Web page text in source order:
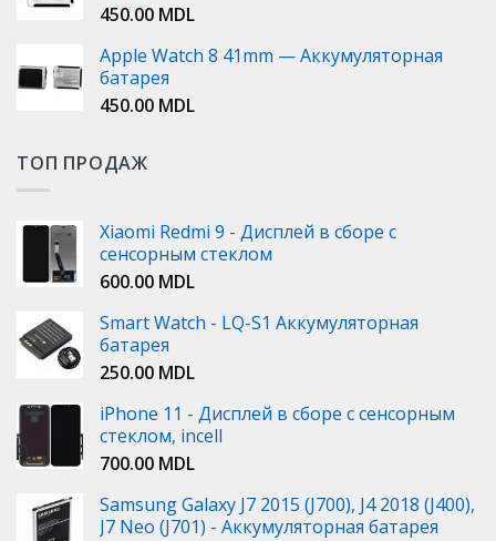
450.00 MDL
Apple Watch 8 41mm — Аккумуляторная
батарея
450.00 MDL
ТОП ПРОДАЖ
Xiaomi Redmi 9 - Дисплей в сборе с
сенсорным стеклом
600.00 MDL
Smart Watch - LQ-S1 Аккумуляторная
батарея
250.00 MDL
iPhone 11 - Дисплей в сборе с сенсорным
стеклом, incell
700.00 MDL
Samsung Galaxy J7 2015 (J700), J4 2018 (J400),
J7 Neo (J701) - Аккумуляторная батарея